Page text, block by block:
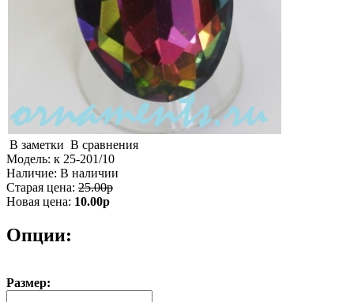
В заметки В сравнения
Модель: к 25-201/10
Наличие: В наличии
Старая цена: 25.00р
Новая цена: 10.00р
Опции:
Размер: